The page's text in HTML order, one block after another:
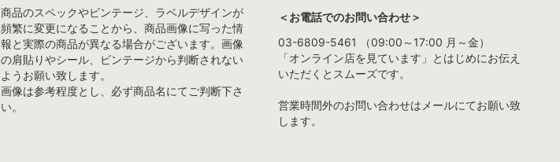
商品のスペックやビンテージ、ラベルデザインが
頻繁に変更になることから、商品画像に写った情
報と実際の商品が異なる場合がございます。画像
の肩貼りやシール、ビンテージから判断されない
ようお願い致します。
画像は参考程度とし、必ず商品名にてご判断下さ
い。
＜お電話でのお問い合わせ＞
03-6809-5461 （09:00～17:00 月～金）
「オンライン店を見ています」とはじめにお伝え
いただくとスムーズです。
営業時間外のお問い合わせはメールにてお願い致
します。